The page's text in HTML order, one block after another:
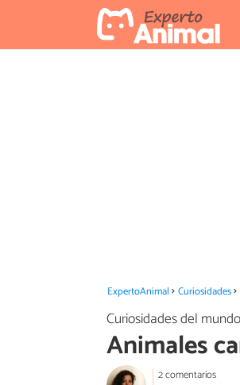
ExpertoAnimal Curiosidades
Curiosidades del
Animales
2 comentarios